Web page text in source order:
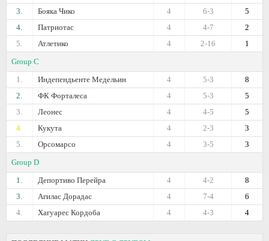
3.
Бояка Чико 5
6-3
4
4.
Патриотас 2
4-7
4
5.
Атлетико 1
2-16
4
Group C
1.
Индепендьенте Медельин 8
5-3
4
2.
ФК Форталеса 5
5-3
4
3.
Леонес 5
4-5
4
4.
Кукута 3
2-3
4
5.
Орсомарсо 3
3-5
4
Group D
1.
Депортиво Перейра 8
4-2
4
3.
Агилас Дорадас 6
7-4
4
4.
Хагуарес Кордоба 4
4-3
4